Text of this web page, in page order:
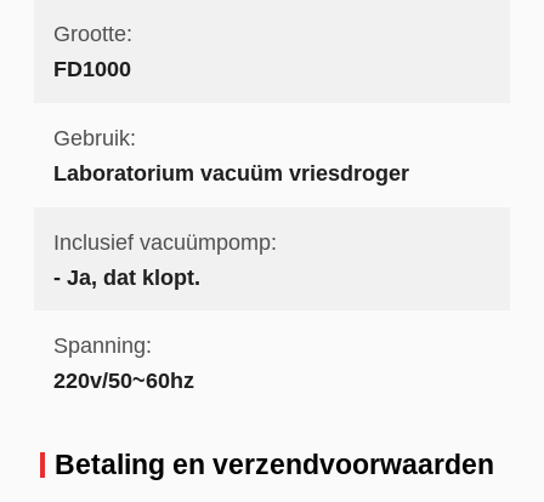
Grootte:
FD1000
Gebruik:
Laboratorium vacuüm vriesdroger
Inclusief vacuümpomp:
- Ja, dat klopt.
Spanning:
220v/50~60hz
Betaling en verzendvoorwaarden